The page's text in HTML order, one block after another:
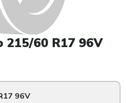
215/60 R17 96V
96V